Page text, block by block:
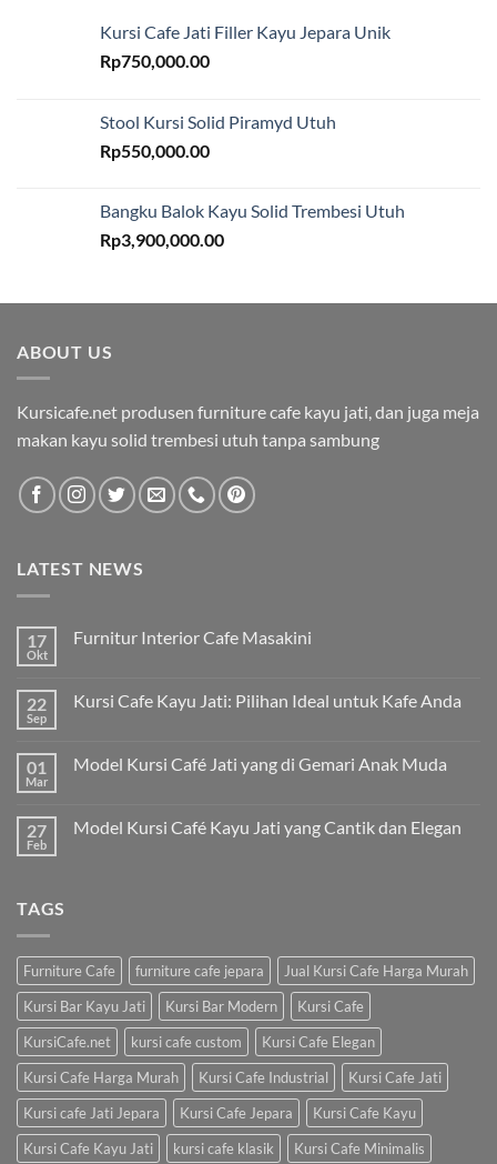
Kursi Cafe Jati Filler Kayu Jepara Unik
Rp750,000.00
Stool Kursi Solid Piramyd Utuh
Rp550,000.00
Bangku Balok Kayu Solid Trembesi Utuh
Rp3,900,000.00
ABOUT US
Kursicafe.net produsen furniture cafe kayu jati, dan juga meja
makan kayu solid trembesi utuh tanpa sambung
LATEST NEWS
17
Okt
Furnitur Interior Cafe Masakini
22
Sep
Kursi Cafe Kayu Jati: Pilihan Ideal untuk Kafe Anda
01
Mar
Model Kursi Café Jati yang di Gemari Anak Muda
27
Feb
Model Kursi Café Kayu Jati yang Cantik dan Elegan
TAGS
Furniture Cafe furniture cafe jepara
Jual Kursi Cafe Harga Murah
Kursi Bar Kayu Jati
Kursi Bar Modern
Kursi Cafe
KursiCafe.net
kursi cafe custom
Kursi Cafe Elegan
Kursi Cafe Harga Murah
Kursi Cafe Industrial
Kursi Cafe Jati
Kursi cafe Jati Jepara
Kursi Cafe Jepara
Kursi Cafe Kayu
Kursi Cafe Kayu Jati
kursi cafe klasik
Kursi Cafe Minimalis